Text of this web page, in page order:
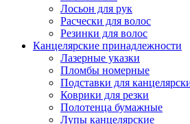
Лосьон для рук
Расчески для волос
Резинки для волос
Канцелярские принадлежности
Лазерные указки
Пломбы номерные
Подставки для
Коврики для резки
Полотенца бумажные
Лупы канцелярские